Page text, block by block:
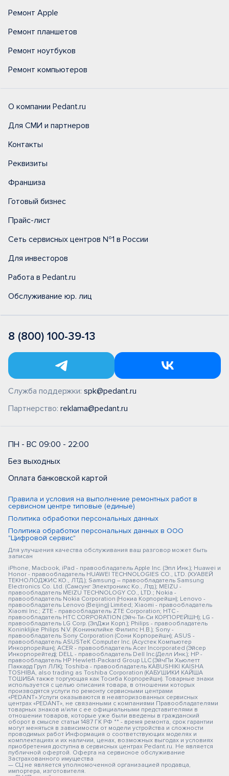
Ремонт Apple
Ремонт планшетов
Ремонт ноутбуков
Ремонт компьютеров
О компании Pedant.ru
Для СМИ и партнеров
Контакты
Реквизиты
Франшиза
Готовый бизнес
Прайс-лист
Сеть сервисных центров №1 в России
Для инвесторов
Работа в Pedant.ru
Обслуживание юр. лиц
8 (800) 100-39-13
Служба поддержки: spk@pedant.ru
Партнерство: reklama@pedant.ru
ПН - ВС 09:00 - 22:00
Без выходных
Оплата банковской картой
Правила и условия на выполнение ремонтных работ в
сервисном центре типовые (единые)
Политика обработки персональных данных
Политика обработки персональных данных в ООО
"Цифровой сервис"
Для улучшения качества обслуживания ваш разговор может быть
записан
iPhone, Macbook, iPad - правообладатель Apple Inc. (Эпл Инк.); Huawei и
Honor - правообладатель HUAWEI TECHNOLOGIES CO., LTD. (ХУАВЕЙ
ТЕКНОЛОДЖИС КО., ЛТД.); Samsung – правообладатель Samsung
Electronics Co. Ltd. (Самсунг Электроникс Ко., Лтд.); MEIZU -
правообладатель MEIZU TECHNOLOGY CO., LTD.; Nokia -
правообладатель Nokia Corporation (Нокиа Корпорейшн); Lenovo -
правообладатель Lenovo (Beijing) Limited; Xiaomi - правообладатель
Xiaomi Inc.; ZTE - правообладатель ZTE Corporation; HTC -
правообладатель HTC CORPORATION (Эйч-Ти-Си КОРПОРЕЙШН); LG -
правообладатель LG Corp. (ЭлДжи Корп.); Philips - правообладатель
Koninklijke Philips N.V. (Конинклийке Филипс Н.В.); Sony -
правообладатель Sony Corporation (Сони Корпорейшн); ASUS -
правообладатель ASUSTeK Computer Inc. (Асустек Компьютер
Инкорпорейшн); ACER - правообладатель Acer Incorporated (Эйсер
Инкорпорейтед); DELL - правообладатель Dell Inc.(Делл Инк.); HP -
правообладатель HP Hewlett-Packard Group LLC (ЭйчПи Хьюлетт
Паккард Груп ЛЛК); Toshiba - правообладатель KABUSHIKI KAISHA
TOSHIBA, also trading as Toshiba Corporation (КАБУШИКИ КАЙША
ТОШИБА также торгующая как Тосиба Корпорейшн). Товарные знаки
используется с целью описания товара, в отношении которых
производятся услуги по ремонту сервисными центрами
«PEDANT».Услуги оказываются в неавторизованных сервисных
центрах «PEDANT», не связанными с компаниями Правообладателями
товарных знаков и/или с ее официальными представителями в
отношении товаров, которые уже были введены в гражданский
оборот в смысле статьи 1487 ГК РФ ** - время ремонта, срок гарантии
могут меняться в зависимости от модели устройства и сложности
проводимых работ Информация о соответствующих моделях и
комплектациях и их наличии, ценах, возможных выгодах и условиях
приобретения доступна в сервисных центрах Pedant.ru. Не является
публичной офертой. Оферта на сервисное обслуживание
Застрахованного имущества
— СЦ не является уполномоченной организацией продавца,
импортера, изготовителя.